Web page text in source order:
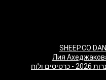
SHEEP.CO
Лия
משופן ועד AC/DC - מופע פסנתר לאור נרות 2026 - כרטיסים ולוח